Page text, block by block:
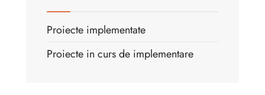
Proiecte implementate
Proiecte in curs de implementare